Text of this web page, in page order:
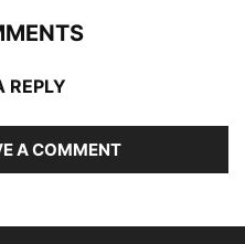
REPLY
A COMMENT